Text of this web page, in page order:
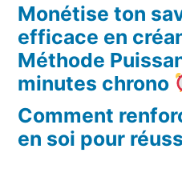
Monétise ton
efficace en
Méthode
minutes chrono
Comment
en soi pour